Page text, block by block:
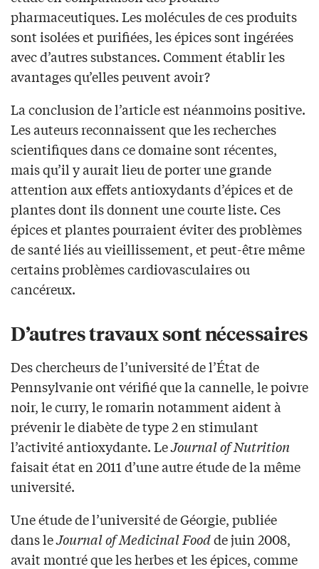
pharmaceutiques. Les molécules de ces produits
sont isolées et purifiées, les épices sont ingérées
avec d’autres substances. Comment établir les
avantages qu’elles peuvent avoir?
La conclusion de l’article est néanmoins positive.
Les auteurs reconnaissent que les recherches
scientifiques dans ce domaine sont récentes,
mais qu’il y aurait lieu de porter une grande
attention aux effets antioxydants d’épices et de
plantes dont ils donnent une courte liste. Ces
épices et plantes pourraient éviter des problèmes
de santé liés au vieillissement, et peut-être même
certains problèmes cardiovasculaires ou
cancéreux.
D’autres travaux sont nécessaires
Des chercheurs de l’université de l’État de
Pennsylvanie ont vérifié que la cannelle, le poivre
noir, le curry, le romarin notamment aident à
prévenir le diabète de type 2 en stimulant
l’activité antioxydante. LeJournal of Nutrition
faisait état en 2011 d’une autre étude de la même
université.
Une étude de l’université de Géorgie, publiée
dans leJournal of Medicinal Foodde juin 2008,
avait montré que les herbes et les épices, comme